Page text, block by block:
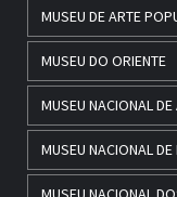
MUSEU DE ARTE
MUSEU DO ORIENTE
MUSEU NACIONAL
MUSEU NACIONAL